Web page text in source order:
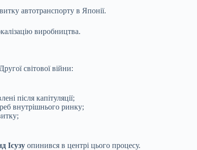
автотранспорту в Японії.
виробництва.
світової війни:
після капітуляції;
внутрішнього ринку;
Ісузу опинився в центрі цього процесу.